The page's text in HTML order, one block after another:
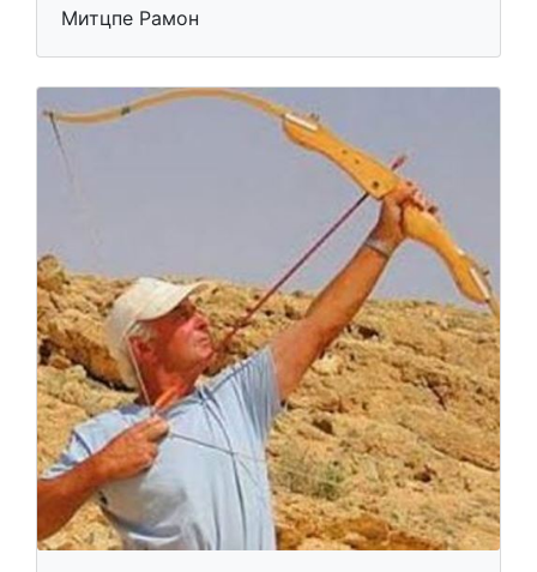
Митцпе Рамон